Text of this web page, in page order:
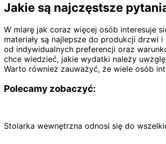
Jakie są najczęstsze
W miarę jak coraz więcej osób interesuje
materiały są najlepsze do produkcji drzwi
od indywidualnych preferencji oraz
chce wiedzieć, jakie wydatki należy
Warto również zauważyć, że wiele osób
Polecamy zobaczyć:
Stolarka wewnętrzna odnosi się do